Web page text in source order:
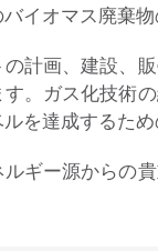
イオマス廃棄物
計画、建設、
。ガス化技術
を達成するため
ギー源からの